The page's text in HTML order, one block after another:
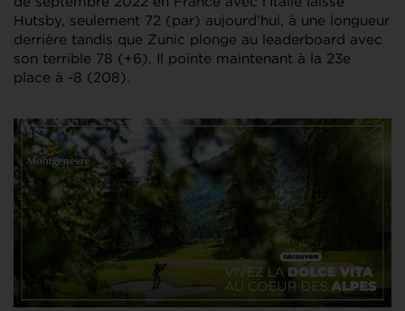
Hutsby, seulement 72 (par) aujourd’hui, à une longueur
derrière tandis que Zunic plonge au leaderboard avec
son terrible 78 (+6). Il pointe maintenant à la 23e
place à -8 (208).